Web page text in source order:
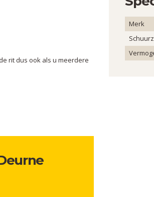
rit dus ook als u meerdere
Merk